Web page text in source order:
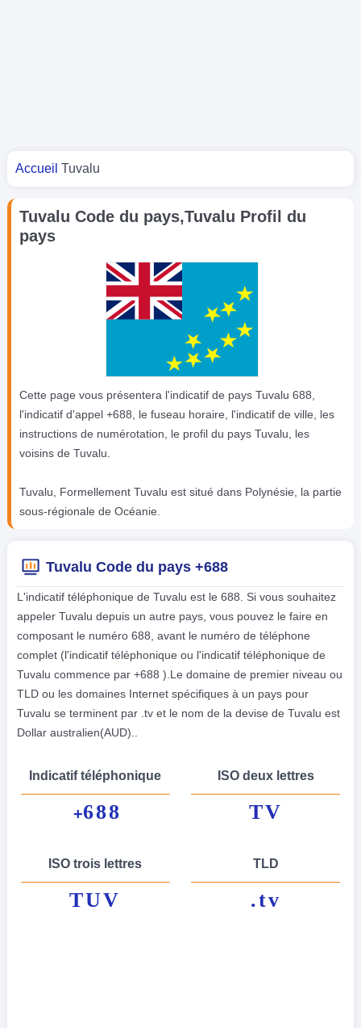
Vous êtes ici
Accueil Tuvalu
Tuvalu Code du pays,Tuvalu Profil du
pays
Cette page vous présentera l'indicatif de pays Tuvalu 688,
l'indicatif d'appel +688, le fuseau horaire, l'indicatif de ville, les
instructions de numérotation, le profil du pays Tuvalu, les
voisins de Tuvalu.
Tuvalu, Formellement Tuvalu est situé dans Polynésie, la partie
sous-régionale de Océanie.
Tuvalu Code du pays +688
L'indicatif téléphonique de Tuvalu est le 688. Si vous souhaitez
appeler Tuvalu depuis un autre pays, vous pouvez le faire en
composant le numéro 688, avant le numéro de téléphone
complet (l'indicatif téléphonique ou l'indicatif téléphonique de
Tuvalu commence par +688 ).Le domaine de premier niveau ou
TLD ou les domaines Internet spécifiques à un pays pour
Tuvalu se terminent par .tv et le nom de la devise de Tuvalu est
Dollar australien(AUD)..
Indicatif téléphonique
+688
ISO deux lettres
TV
ISO trois lettres
TUV
TLD
.tv